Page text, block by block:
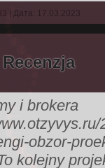
| Дата: 17.03.2023
i brokera
obzor-
kolejny